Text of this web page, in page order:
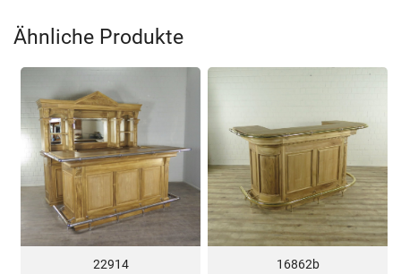
Ähnliche Produkte
22914 16862b